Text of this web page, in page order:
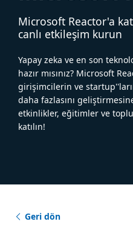
Microsoft Reactor'a
canlı etkileşim kurun
Yapay zeka ve en son
hazır mısınız? Microsoft
girişimcilerin ve
daha fazlasını
etkinlikler, eğitimler ve
katılın!
Geri dön